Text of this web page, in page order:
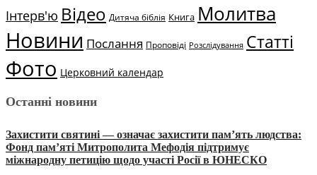
Інтерв'ю Відео Дитяча біблія Книга Молитва
Новини Послання Проповіді Розслідування Статті
Фото Церковний календар
Останні новини
Захистити святині — означає захистити пам’ять людства:
Фонд пам’яті Митрополита Мефодія підтримує
міжнародну петицію щодо участі Росії в ЮНЕСКО